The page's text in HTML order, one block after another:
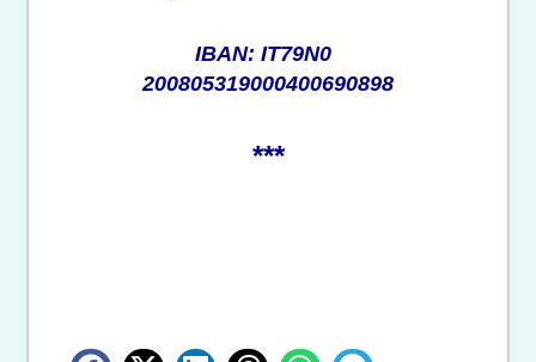
IBAN: IT79N0
200805319000400690898
***